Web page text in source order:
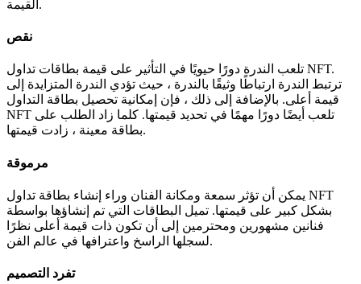
القيمة.
نقص
تلعب الندرة دورًا حيويًا في التأثير على قيمة بطاقات تداول NFT.
ترتبط الندرة ارتباطًا وثيقًا بالندرة ، حيث تؤدي الندرة المتزايدة إلى
قيمة أعلى. بالإضافة إلى ذلك ، فإن إمكانية تحصيل بطاقة التداول
NFT تلعب أيضًا دورًا مهمًا في تحديد قيمتها. كلما زاد الطلب على
بطاقة معينة ، زادت قيمتها.
مرموقة
يمكن أن تؤثر سمعة ومكانة الفنان وراء إنشاء بطاقة تداول NFT
بشكل كبير على قيمتها. تميل البطاقات التي تم إنشاؤها بواسطة
فنانين مشهورين ومحترمين إلى أن تكون ذات قيمة أعلى نظرًا
لسجلها الراسخ واعترافها في عالم الفن.
تفرد التصميم